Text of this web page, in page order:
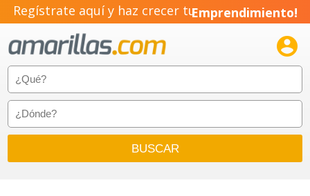
Regístrate aquí y haz crecer tuEmprendimiento!
